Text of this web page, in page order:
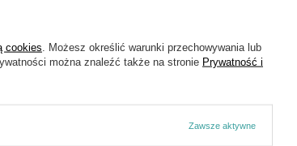
cookies . Możesz określić warunki przechowywania lub
można znaleźć także na stronie Prywatność i
Zawsze aktywne